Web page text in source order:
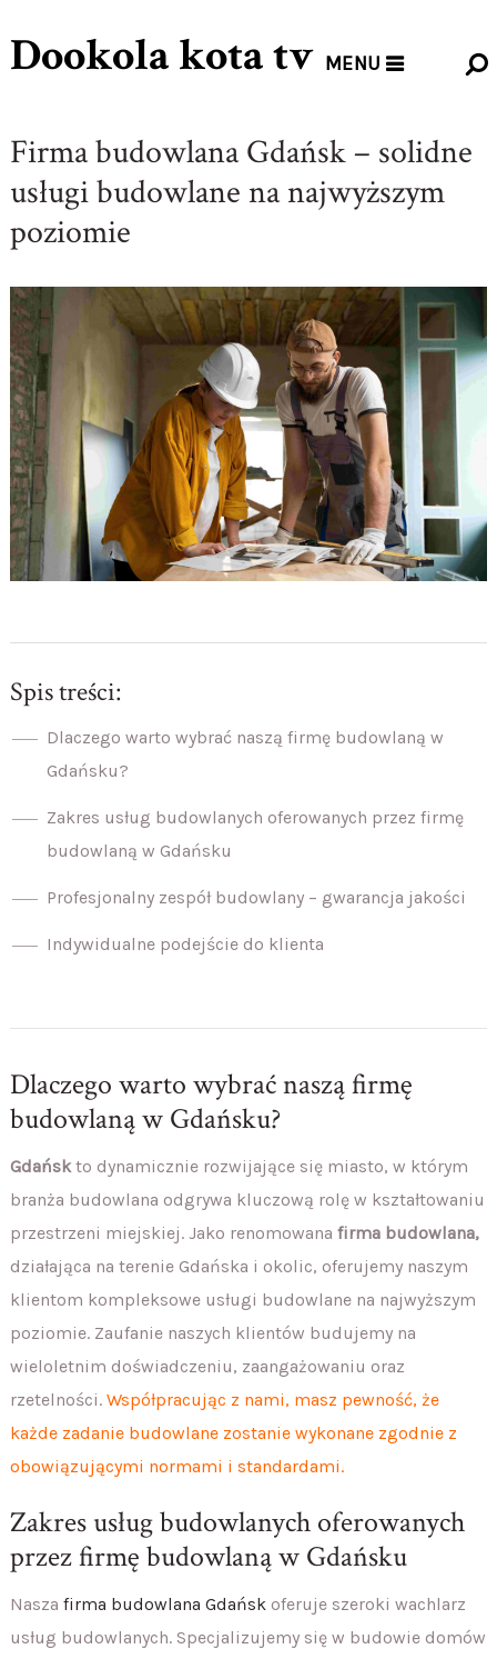
Dookola kota tv MENU
Firma budowlana Gdańsk – solidne
usługi budowlane na najwyższym
poziomie
Spis treści:
Dlaczego warto wybrać naszą firmę budowlaną w
Gdańsku?
Zakres usług budowlanych oferowanych przez firmę
budowlaną w Gdańsku
Profesjonalny zespół budowlany – gwarancja jakości
Indywidualne podejście do klienta
Dlaczego warto wybrać naszą firmę
budowlaną w Gdańsku?
Gdańskto dynamicznie rozwijające się miasto, w którym
branża budowlana odgrywa kluczową rolę w kształtowaniu
przestrzeni miejskiej. Jako renomowana firma budowlana,
działająca na terenie Gdańska i okolic, oferujemy naszym
klientom kompleksowe usługi budowlane na najwyższym
poziomie. Zaufanie naszych klientów budujemy na
wieloletnim doświadczeniu, zaangażowaniu oraz
rzetelności. Współpracując z nami, masz pewność, że
każde zadanie budowlane zostanie wykonane zgodnie z
obowiązującymi normami i standardami.
Zakres usług budowlanych oferowanych
przez firmę budowlaną w Gdańsku
Nasza firma budowlana Gdańskoferuje szeroki wachlarz
usług budowlanych. Specjalizujemy się w budowie domów